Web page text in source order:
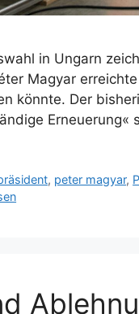
in Ungarn
Magyar
könnte. Der
Erneuerung«
, peter magyar,